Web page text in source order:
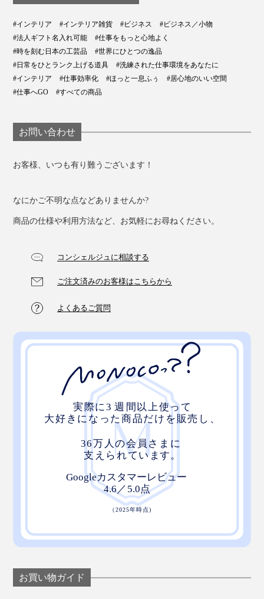
写真は、どちらも「Mサイズ」に、腕時計を掛けた場合の比較。左はメンズ用ウ
ォッチ、右はレディース用ウォッチ。
デスクがととのうと、自然と、気持ちもととのって、仕
事への集中力も高まるはずです。
玄関やベッドサイドに置いても、身じたくがスムーズに
なって、気持ちいい！
仕事熱心な家族や上司へ、誕生日に、昇進や退職、就職
の記念に、プレゼントとしても、ぜひどうぞ。
#インテリア #インテリア雑貨 #ビジネス
#ビジネス／小物
#法人ギフト名入れ可能
#仕事をもっと心地よく
#時を刻む日本の工芸品
#世界にひとつの逸品
#日常をひとランク上げる道具
#洗練された仕事環境をあなたに
#インテリア
#仕事効率化 #ほっと一息ふぅ
#居心地のいい空間
#仕事へGO
#すべての商品
お問い合わせ
お客様、いつも有り難うございます！
なにかご不明な点などありませんか?
商品の仕様や利用方法など、お気軽にお尋ねください。
コンシェルジュに相談する
ご注文済みのお客様はこちらから
よくあるご質問
お買い物ガイド